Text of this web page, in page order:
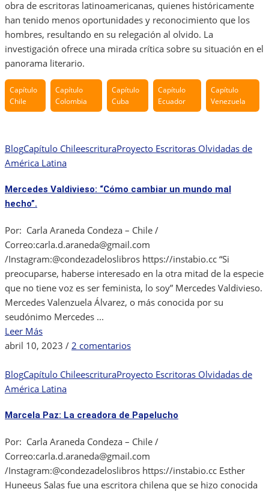
obra de escritoras latinoamericanas, quienes históricamente
han tenido menos oportunidades y reconocimiento que los
hombres, resultando en su relegación al olvido. La
investigación ofrece una mirada crítica sobre su situación en el
panorama literario.
Capítulo
Chile
Capítulo
Colombia
Capítulo
Cuba
Capítulo
Ecuador
Capítulo
Venezuela
BlogCapítulo ChileescrituraProyecto Escritoras Olvidadas de
América Latina
Mercedes Valdivieso: “Cómo cambiar un mundo mal
hecho”.
Por: Carla Araneda Condeza – Chile /
Correo:carla.d.araneda@gmail.com
/Instagram:@condezadeloslibros https://instabio.cc “Si
preocuparse, haberse interesado en la otra mitad de la especie
que no tiene voz es ser feminista, lo soy” Mercedes Valdivieso.
Mercedes Valenzuela Álvarez, o más conocida por su
seudónimo Mercedes ...
Leer Más
abril 10, 2023 / 2 comentariosen
Valdivieso:
un
mal
hecho”.
BlogCapítulo ChileescrituraProyecto Escritoras Olvidadas de
América Latina
Marcela Paz: La creadora de Papelucho
Por: Carla Araneda Condeza – Chile /
Correo:carla.d.araneda@gmail.com
/Instagram:@condezadeloslibros https://instabio.cc Esther
Huneeus Salas fue una escritora chilena que se hizo conocida